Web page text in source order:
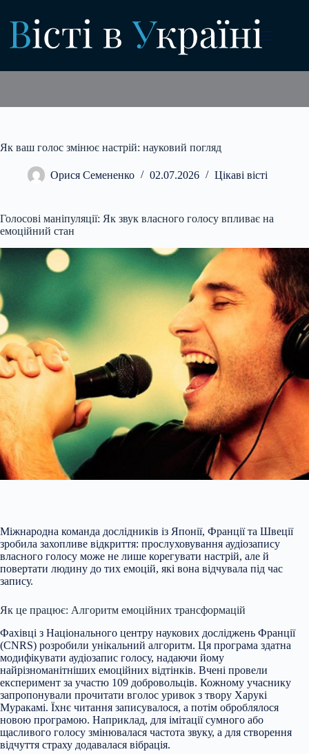
вмісту
Як ваш голос змінює настрій: науковий погляд
Орися Семененко 02.07.2026 Цікаві вісті
Голосові маніпуляції: Як звук власного голосу впливає на
емоційний стан
Міжнародна команда дослідників із Японії, Франції та Швеції
зробила захопливе відкриття: прослуховування аудіозапису
власного голосу може не лише корегувати настрій, але й
повертати людину до тих емоцій, які вона відчувала під час
запису.
Як це працює: Алгоритм емоційних трансформацій
Фахівці з Національного центру наукових досліджень Франції
(CNRS) розробили унікальний алгоритм. Ця програма здатна
модифікувати аудіозапис голосу, надаючи йому
найрізноманітніших емоційних відтінків. Вчені провели
експеримент за участю 109 добровольців. Кожному учаснику
запропонували прочитати вголос уривок з твору Харукі
Муракамі. Їхнє читання записувалося, а потім оброблялося
новою програмою. Наприклад, для імітації сумного або
щасливого голосу змінювалася частота звуку, а для створення
відчуття страху додавалася вібрація.